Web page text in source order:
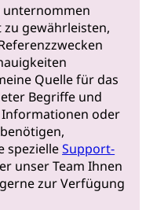
unternommen
gewährleisten,
Quelle für das
Begriffe und
Informationen oder
spezielleSupport-
unser Team Ihnen
zur Verfügung